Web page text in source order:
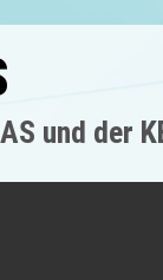
und der